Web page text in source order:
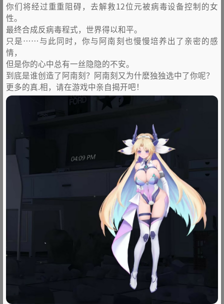
你们将经过重重阻碍，去解救12位元被病毒设备控制的女
性。
最终合成反病毒程式，世界得以和平。
只是……与此同时，你与阿南刻也慢慢培养出了亲密的感
情，
但是你的心中总有一丝隐隐的不安。
到底是谁创造了阿南刻？阿南刻又为什麽独独选中了你呢？
更多的真.相，请在游戏中亲自揭开吧！